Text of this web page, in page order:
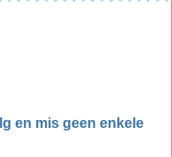
en mis geen enkele